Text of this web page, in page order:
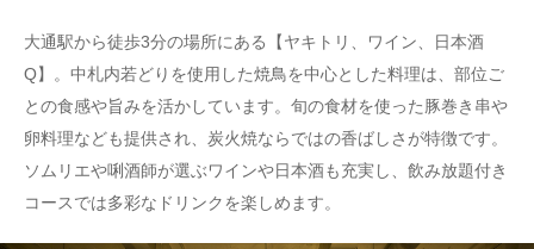
大通駅から徒歩3分の場所にある【ヤキトリ、ワイン、日本酒
Q】。中札内若どりを使用した焼鳥を中心とした料理は、部位ご
との食感や旨みを活かしています。旬の食材を使った豚巻き串や
卵料理なども提供され、炭火焼ならではの香ばしさが特徴です。
ソムリエや唎酒師が選ぶワインや日本酒も充実し、飲み放題付き
コースでは多彩なドリンクを楽しめます。